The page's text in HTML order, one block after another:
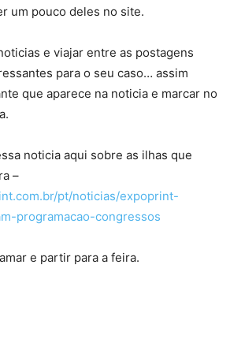
um pouco deles no site.
e viajar entre as postagens
para o seu caso… assim
que aparece na noticia e marcar no
noticia aqui sobre as ilhas que
–
pt/noticias/expoprint-
programacao-congressos
e partir para a feira.